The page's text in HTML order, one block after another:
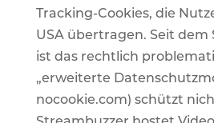
Tracking-Cookies, die
USA übertragen. Seit dem
ist das rechtlich
„erweiterte
nocookie.com) schützt